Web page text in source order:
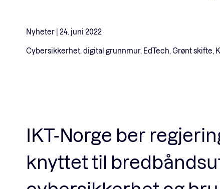
Nyheter | 24. juni 2022
Cybersikkerhet, digital grunnmur, EdTech, Grønt skifte,
IKT-Norge ber
knyttet til